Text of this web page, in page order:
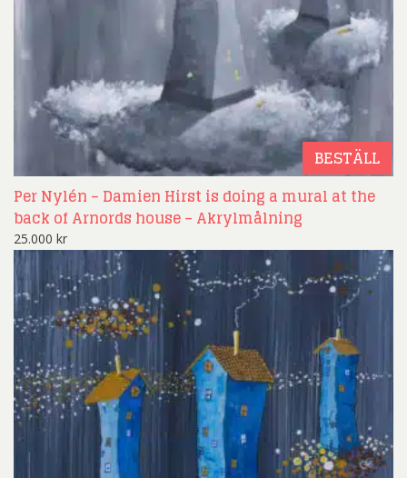
BESTÄLL
Per Nylén – Damien Hirst is doing a mural at the
back of Arnords house – Akrylmålning
25.000 kr